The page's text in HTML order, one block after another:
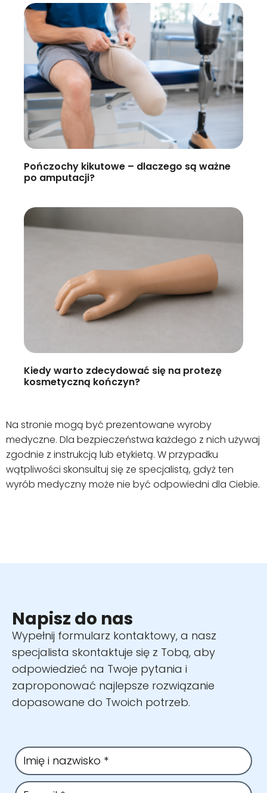
Pończochy kikutowe – dlaczego są ważne
po amputacji?
Kiedy warto zdecydować się na protezę
kosmetyczną kończyn?
Na stronie mogą być prezentowane wyroby
medyczne. Dla bezpieczeństwa każdego z nich używaj
zgodnie z instrukcją lub etykietą. W przypadku
wątpliwości skonsultuj się ze specjalistą, gdyż ten
wyrób medyczny może nie być odpowiedni dla Ciebie.
Napisz do nas
Wypełnij formularz kontaktowy, a nasz
specjalista skontaktuje się z Tobą, aby
odpowiedzieć na Twoje pytania i
zaproponować najlepsze rozwiązanie
dopasowane do Twoich potrzeb.